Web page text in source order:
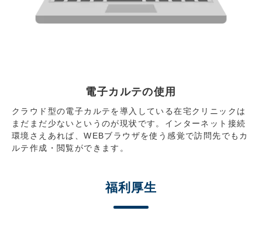
電子カルテの使用
クラウド型の電子カルテを導入している在宅クリニックは
まだまだ少ないというのが現状です。インターネット接続
環境さえあれば、WEBブラウザを使う感覚で訪問先でもカ
ルテ作成・閲覧ができます。
福利厚生